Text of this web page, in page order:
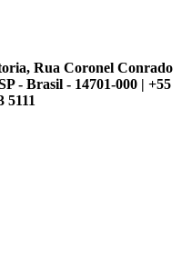
Rua Coronel Conrado
- Brasil - 14701-000 | +55
5111